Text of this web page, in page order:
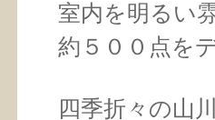
室内を明るい
約５００点を
四季折々の山